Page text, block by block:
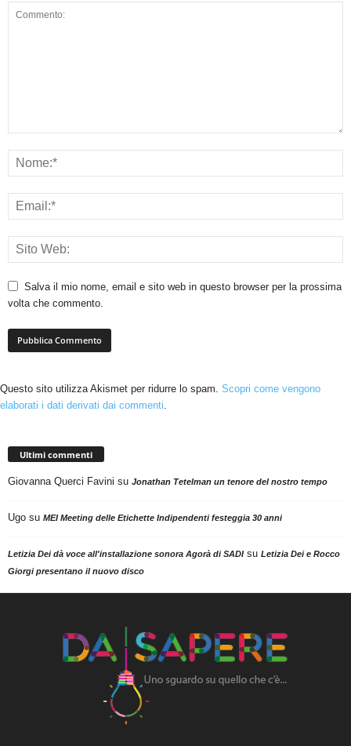
Salva il mio nome, email e sito web in questo browser per la prossima
volta che commento.
Questo sito utilizza Akismet per ridurre lo spam. Scopri come vengono
elaborati i dati derivati dai commenti
Ultimi commenti
Giovanna Querci Favini su Jonathan Tetelman un tenore del nostro tempo
Ugo su MEI Meeting delle Etichette Indipendenti festeggia 30 anni
Letizia Dei dà voce all'installazione sonora Agorà di SADIsu Letizia Dei e Rocco
Giorgi presentano il nuovo disco